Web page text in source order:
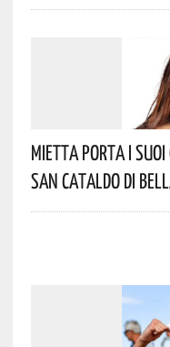
Mietta Porta I Suoi
San Cataldo Di